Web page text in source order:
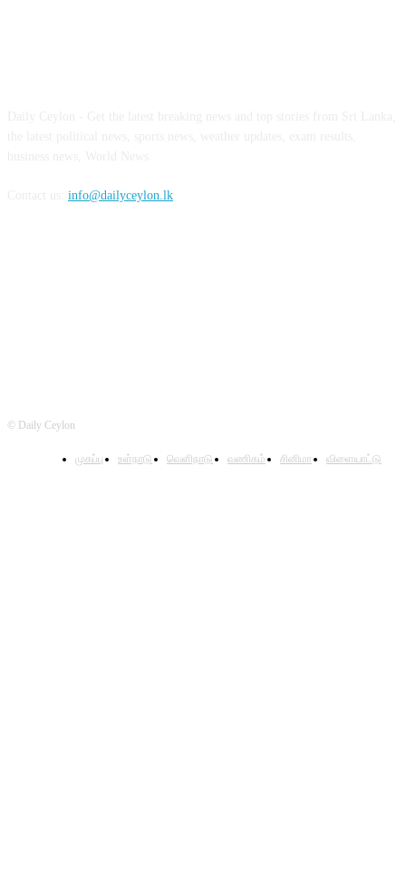
info@dailyceylon.lk
© Daily Ceylon
முகப்பு உள்நாடு வெளிநாடு வணிகம் சினிமா விளையாட்டு